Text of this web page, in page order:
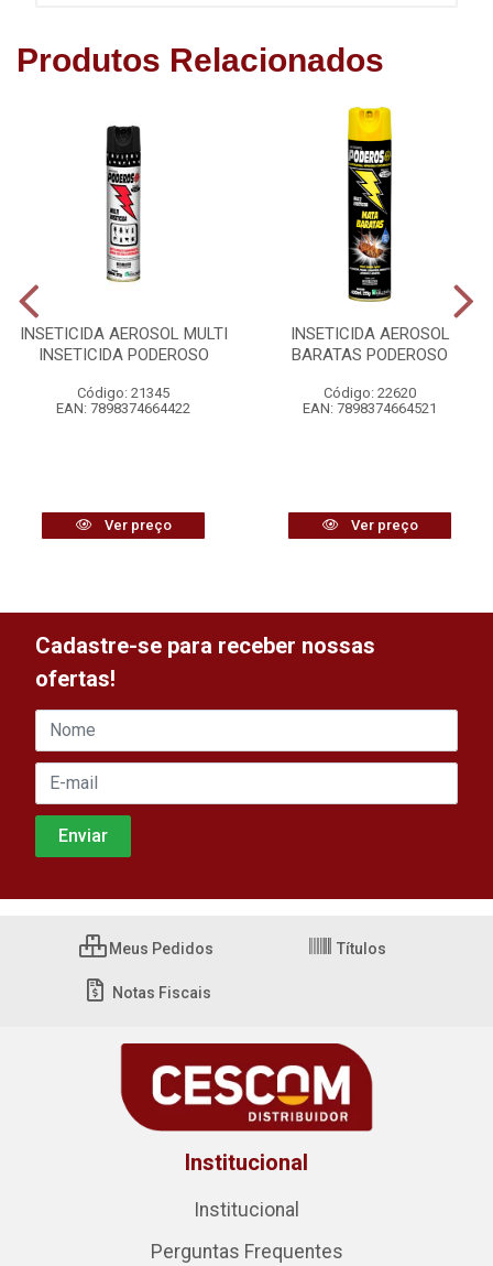
Produtos Relacionados
INSETICIDA AEROSOL MULTI
INSETICIDA PODEROSO
Código: 21345
EAN: 7898374664422
Ver preço
INSETICIDA AEROSOL
BARATAS PODEROSO
Código: 22620
EAN: 7898374664521
Ver preço
Cadastre-se para receber nossas
ofertas!
Meus Pedidos Títulos
Notas Fiscais
Institucional
Institucional
Perguntas Frequentes